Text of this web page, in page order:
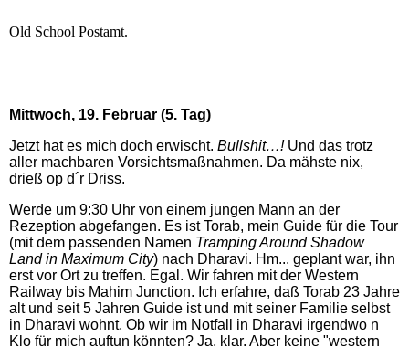
Old School Postamt.
Mittwoch, 19. Februar (5. Tag)
Jetzt hat es mich doch erwischt. Bullshit…!Und das trotz
aller machbaren Vorsichtsmaßnahmen. Da mähste nix,
drieß op d´r Driss.
Werde um 9:30 Uhr von einem jungen Mann an der
Rezeption abgefangen. Es ist Torab, mein Guide für die Tour
(mit dem passenden Namen Tramping Around Shadow
Land in Maximum City) nach Dharavi. Hm... geplant war, ihn
erst vor Ort zu treffen. Egal. Wir fahren mit der Western
Railway bis Mahim Junction. Ich erfahre, daß Torab 23 Jahre
alt und seit 5 Jahren Guide ist und mit seiner Familie selbst
in Dharavi wohnt. Ob wir im Notfall in Dharavi irgendwo n
Klo für mich auftun könnten? Ja, klar. Aber keine "western